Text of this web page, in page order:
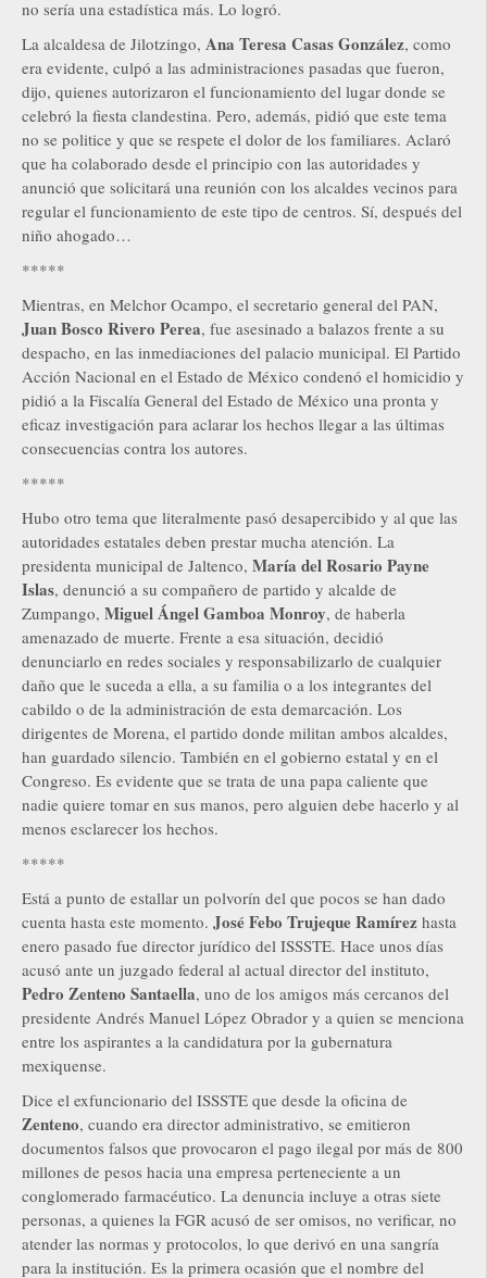
no sería una estadística más. Lo logró.
La alcaldesa de Jilotzingo, Ana Teresa Casas González, como
era evidente, culpó a las administraciones pasadas que fueron,
dijo, quienes autorizaron el funcionamiento del lugar donde se
celebró la fiesta clandestina. Pero, además, pidió que este tema
no se politice y que se respete el dolor de los familiares. Aclaró
que ha colaborado desde el principio con las autoridades y
anunció que solicitará una reunión con los alcaldes vecinos para
regular el funcionamiento de este tipo de centros. Sí, después del
niño ahogado…
*****
Mientras, en Melchor Ocampo, el secretario general del PAN,
Juan Bosco Rivero Perea, fue asesinado a balazos frente a su
despacho, en las inmediaciones del palacio municipal. El Partido
Acción Nacional en el Estado de México condenó el homicidio y
pidió a la Fiscalía General del Estado de México una pronta y
eficaz investigación para aclarar los hechos llegar a las últimas
consecuencias contra los autores.
*****
Hubo otro tema que literalmente pasó desapercibido y al que las
autoridades estatales deben prestar mucha atención. La
presidenta municipal de Jaltenco, María del Rosario Payne
Islas, denunció a su compañero de partido y alcalde de
Zumpango, Miguel Ángel Gamboa Monroy, de haberla
amenazado de muerte. Frente a esa situación, decidió
denunciarlo en redes sociales y responsabilizarlo de cualquier
daño que le suceda a ella, a su familia o a los integrantes del
cabildo o de la administración de esta demarcación. Los
dirigentes de Morena, el partido donde militan ambos alcaldes,
han guardado silencio. También en el gobierno estatal y en el
Congreso. Es evidente que se trata de una papa caliente que
nadie quiere tomar en sus manos, pero alguien debe hacerlo y al
menos esclarecer los hechos.
*****
Está a punto de estallar un polvorín del que pocos se han dado
cuenta hasta este momento. José Febo Trujeque Ramírez hasta
enero pasado fue director jurídico del ISSSTE. Hace unos días
acusó ante un juzgado federal al actual director del instituto,
Pedro Zenteno Santaella, uno de los amigos más cercanos del
presidente Andrés Manuel López Obrador y a quien se menciona
entre los aspirantes a la candidatura por la gubernatura
mexiquense.
Dice el exfuncionario del ISSSTE que desde la oficina de
Zenteno, cuando era director administrativo, se emitieron
documentos falsos que provocaron el pago ilegal por más de 800
millones de pesos hacia una empresa perteneciente a un
conglomerado farmacéutico. La denuncia incluye a otras siete
personas, a quienes la FGR acusó de ser omisos, no verificar, no
atender las normas y protocolos, lo que derivó en una sangría
para la institución. Es la primera ocasión que el nombre del